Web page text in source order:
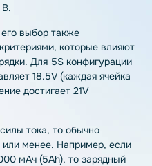
В.
его выбор также
которые влияют
. Для 5S конфигурации
18.5V (каждая ячейка
достигает 21V
тока, то обычно
или менее. Например, если
мАч (5Ah), то зарядный